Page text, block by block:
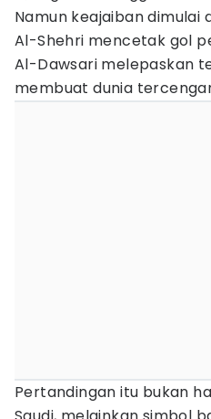
Namun keajaiban dimulai
Al-Shehri mencetak gol
Al-Dawsari melepaskan
membuat dunia
Pertandingan itu bukan